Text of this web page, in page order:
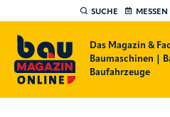
SUCHE MESSEN
Das Magazin &
Baumaschinen |
Baufahrzeuge